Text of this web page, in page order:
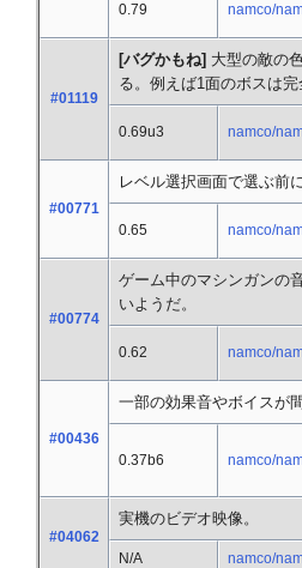
0.79 namco/
#01119
[バグかもね] 大型の敵の
る。例えば1面のボスは
0.69u3 namco/
#00771
レベル選択画面で選ぶ前
0.65 namco/
#00774
ゲーム中のマシンガンの
いようだ。
0.62 namco/
#00436
一部の効果音やボイスが
0.37b6 namco/
#04062
実機のビデオ映像。
N/A namco/